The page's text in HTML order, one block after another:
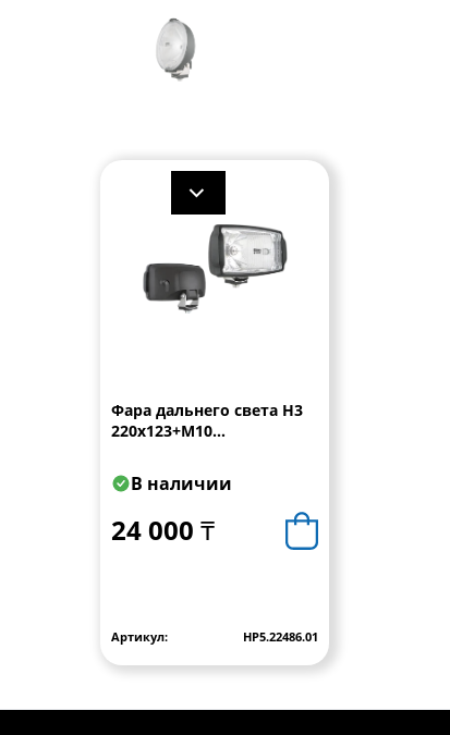
Фара дальнего света Н3
220x123+M10
м WESEM
В наличии
24 000 ₸
Артикул: HP5.22486.01